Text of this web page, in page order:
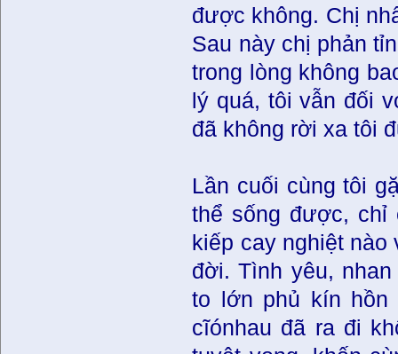
được không. Chị
Sau này chị phản
trong lòng không
lý quá, tôi vẫn đối
đã không rời xa tôi
Lần cuối cùng tôi
thể sống được,
kiếp cay nghiệt
đời. Tình yêu,
to lớn phủ kín hồn
cĩónhau đã ra đi